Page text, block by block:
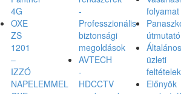
4G
OXE
ZS
1201
–
IZZÓ
NAPELEMMEL
-
Professzionális
biztonsági
megoldások
AVTECH
-
HDCCTV
folyamat
útmutató
Általános
üzleti
feltételek
Előnyök